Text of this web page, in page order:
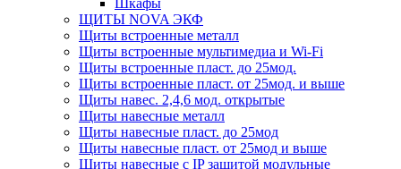
Шкафы
ЩИТЫ NOVA ЭКФ
Щиты встроенные металл
Щиты встроенные мультимедиа и Wi-Fi
Щиты встроенные пласт. до 25мод.
Щиты встроенные пласт. от 25мод. и выше
Щиты навес. 2,4,6 мод. открытые
Щиты навесные металл
Щиты навесные пласт. до 25мод
Щиты навесные пласт. от 25мод и выше
Щиты навесные с IP защитой модульные